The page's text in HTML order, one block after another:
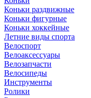
Коньки раздвижные
Коньки фигурные
Коньки хоккейные
Летние виды спорта
Велоспорт
Велоаксессуары
Велозапчасти
Велосипеды
Инструменты
Ролики